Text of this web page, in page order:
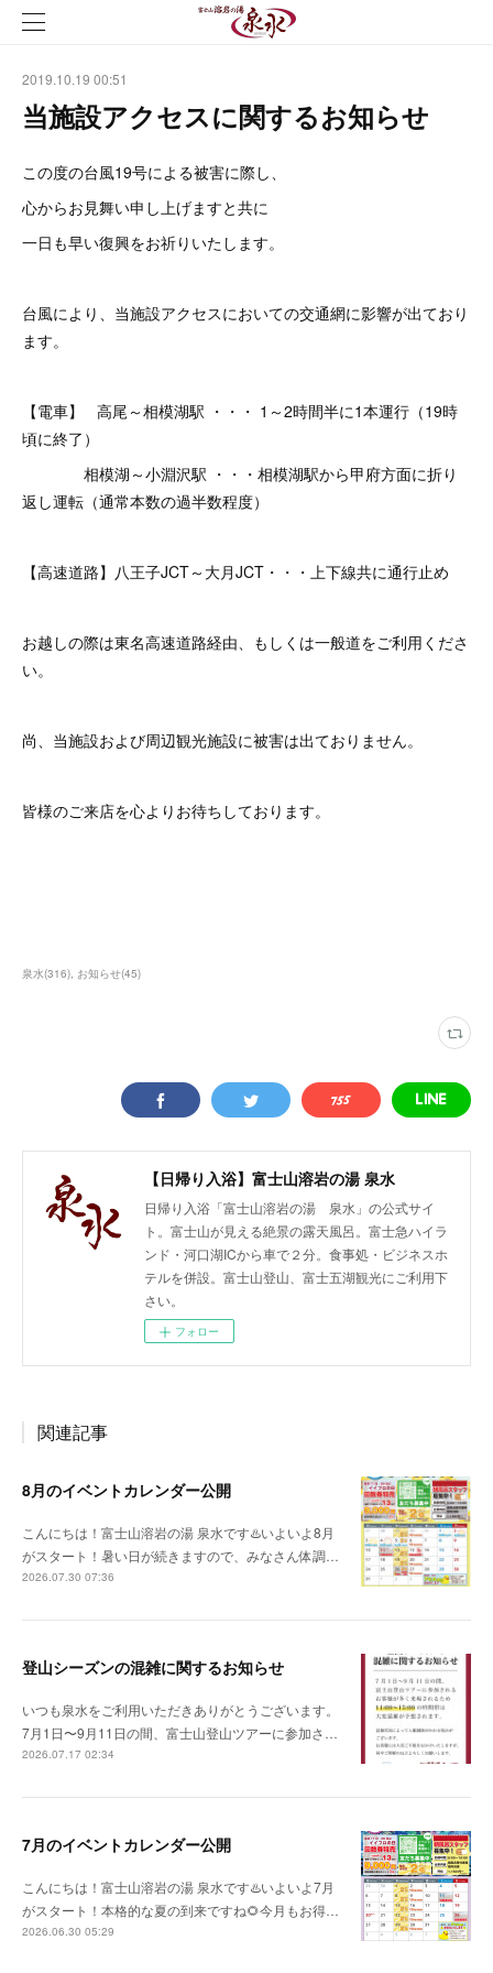
2019.10.19 00:51
当施設アクセスに関するお知らせ
この度の台風19号による被害に際し、
心からお見舞い申し上げますと共に
一日も早い復興をお祈りいたします。
台風により、当施設アクセスにおいての交通網に影響が出ており
ます。
【電車】 高尾～相模湖駅 ・・・ 1～2時間半に1本運行（19時
頃に終了）
相模湖～小淵沢駅 ・・・相模湖駅から甲府方面に折り
返し運転（通常本数の過半数程度）
【高速道路】八王子JCT～大月JCT・・・上下線共に通行止め
お越しの際は東名高速道路経由、もしくは一般道をご利用くださ
い。
尚、当施設および周辺観光施設に被害は出ておりません。
皆様のご来店を心よりお待ちしております。
泉水(316) お知らせ(45)
【日帰り入浴】富士山溶岩の湯 泉水
日帰り入浴「富士山溶岩の湯 泉水」の公式サイ
ト。富士山が見える絶景の露天風呂。富士急ハイラ
ンド・河口湖ICから車で２分。食事処・ビジネスホ
テルを併設。富士山登山、富士五湖観光にご利用下
さい。
フォロー
関連記事
8月のイベントカレンダー公開
こんにちは！富士山溶岩の湯 泉水です♨️いよいよ8月
がスタート！暑い日が続きますので、みなさん体調…
2026.07.30 07:36
登山シーズンの混雑に関するお知らせ
いつも泉水をご利用いただきありがとうございます。
7月1日〜9月11日の間、富士山登山ツアーに参加さ…
2026.07.17 02:34
7月のイベントカレンダー公開
こんにちは！富士山溶岩の湯 泉水です♨️いよいよ7月
がスタート！本格的な夏の到来ですね🌻今月もお得…
2026.06.30 05:29